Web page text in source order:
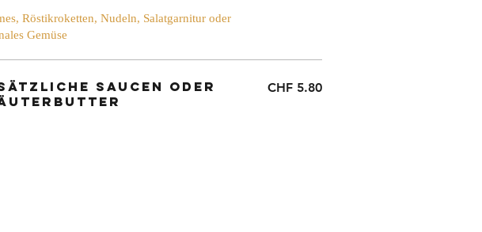
Röstikroketten, Nudeln, Salatgarnitur oder
Gemüse
Saucen oder
CHF 5.80